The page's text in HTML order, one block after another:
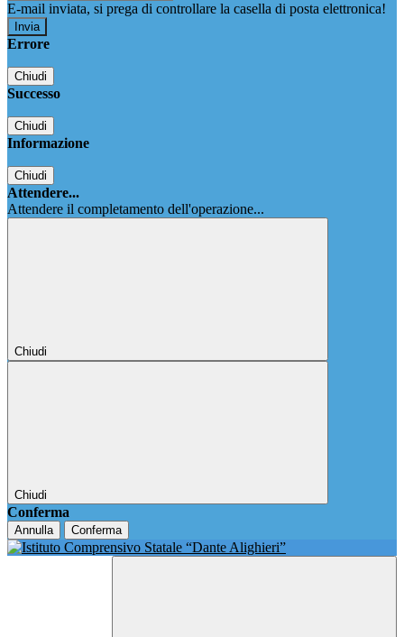
E-mail inviata, si prega di controllare la casella di posta elettronica!
Errore
Chiudi
Successo
Chiudi
Informazione
Chiudi
Attendere...
Attendere il completamento dell'operazione...
Chiudi
Chiudi
Conferma
Annulla Conferma